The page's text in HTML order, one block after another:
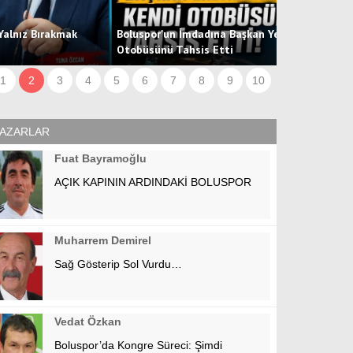
İmdadına Başkan Yetişti! Kendi Şirketinin
Otobüsünü Tahsis Etti
1 2 3 4 5 6 7 8 9 10
Fuat Bayramoğlu
AÇIK KAPININ ARDINDAKİ BOLUSPOR
Muharrem Demirel
Sağ Gösterip Sol Vurdu…
Vedat Özkan
Boluspor’da Kongre Süreci: Şimdi